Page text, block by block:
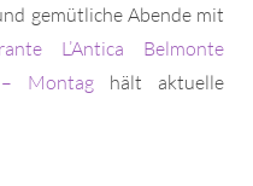
gemütliche Abende mit
L’Antica Belmonte
– Montag hält aktuelle